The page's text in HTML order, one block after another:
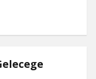
ŞIFRESIZ